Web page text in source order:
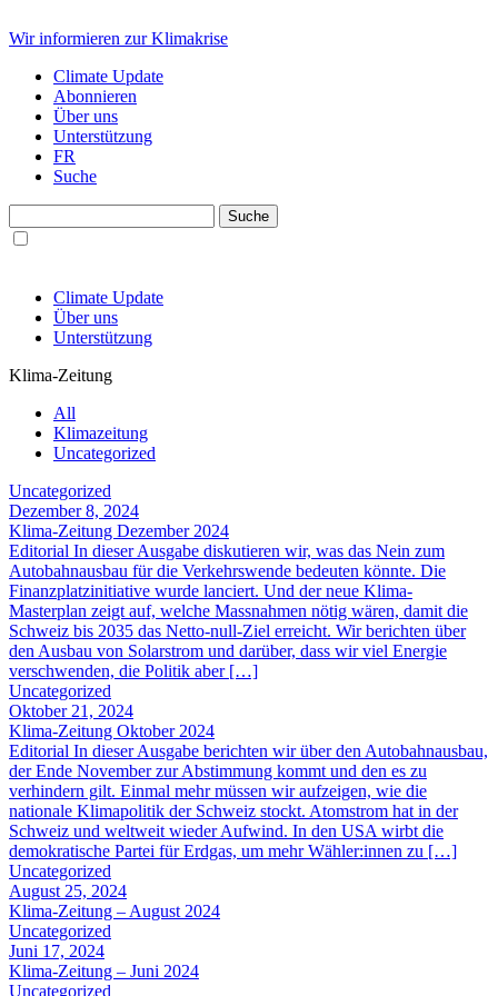
Wir informieren zur Klimakrise
Climate Update
Abonnieren
Über uns
Unterstützung
FR
Suche
Climate Update
Über uns
Unterstützung
Klima-Zeitung
All
Klimazeitung
Uncategorized
Uncategorized
Dezember 8, 2024
Klima-Zeitung Dezember 2024
Editorial In dieser Ausgabe diskutieren wir, was das Nein zum
Autobahnausbau für die Verkehrswende bedeuten könnte. Die
Finanzplatzinitiative wurde lanciert. Und der neue Klima-
Masterplan zeigt auf, welche Massnahmen nötig wären, damit die
Schweiz bis 2035 das Netto-null-Ziel erreicht. Wir berichten über
den Ausbau von Solarstrom und darüber, dass wir viel Energie
verschwenden, die Politik aber […]
Uncategorized
Oktober 21, 2024
Klima-Zeitung Oktober 2024
Editorial In dieser Ausgabe berichten wir über den Autobahnausbau,
der Ende November zur Abstimmung kommt und den es zu
verhindern gilt. Einmal mehr müssen wir aufzeigen, wie die
nationale Klimapolitik der Schweiz stockt. Atomstrom hat in der
Schweiz und weltweit wieder Aufwind. In den USA wirbt die
demokratische Partei für Erdgas, um mehr Wähler:innen zu […]
Uncategorized
August 25, 2024
Klima-Zeitung – August 2024
Uncategorized
Juni 17, 2024
Klima-Zeitung – Juni 2024
Uncategorized